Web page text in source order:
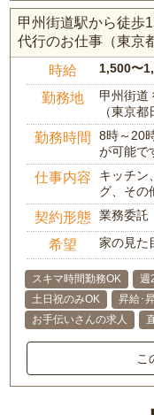
甲州街道駅から徒歩
代行のお仕事（東京
時給 1,500〜
勤務地
甲州街道
（東京都
勤務時間
8時～20
が可能で
仕事内容
キッチン
グ、その
契約形態 業務委託
希望 家の見た
スキマ時間勤務OK 週
土日祝のみOK
昇給･
お手伝いさんの求人
こ